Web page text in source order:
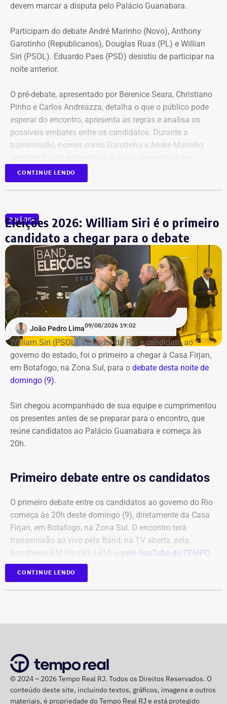
devem marcar a disputa pelo Palácio Guanabara.
Participam do debate André Marinho (Novo), Anthony
Garotinho (Republicanos), Douglas Ruas (PL) e Willian
Siri (PSOL). Eduardo Paes (PSD) desistiu de participar na
noite anterior.
O pré-debate, apresentado por Berenice Seara, Christiano
Pinho e Carlos Andreazza, detalha o que o público pode
esperar do encontro, apresenta as regras e analisa os
possíveis embates entre os candidatos. Durante a
transmissão, nomes como Garotinho e André Marinho
Acompanhe a cobertura especial pelo YouTube e
CONTINUE LENDO
POLÍTICA
Eleições 2026: William Siri é o primeiro
candidato a chegar para o debate
João Pedro Lima09/08/2026 19:02
William Siri (PSOL), vereador do Rio e candidato ao
governo do estado, foi o primeiro a chegar à Casa Firjan,
em Botafogo, na Zona Sul, para o debate desta noite de
domingo (9).
Siri chegou acompanhado de sua equipe e cumprimentou
os presentes antes de se preparar para o encontro, que
reúne candidatos ao Palácio Guanabara e começa às
20h.
Primeiro debate entre os candidatos
O primeiro debate entre os candidatos ao governo do Rio
começa às 20h deste domingo (9), diretamente da Casa
Firjan, em Botafogo, na Zona Sul. O encontro terá
transmissão ao vivo pela Band, na TV aberta, pela
BandNews FM Rio (90.3 FM) e pelo YouTube do TEMPO
REAL, em parceria com a emissora.
Participam do debate André Marinho (Novo), Anthony
O público também poderá acompanhar a cobertura
especial do TEMPO REAL pelo Instagram do portal, com
transmissão e atualizações nos Stories.
CONTINUE LENDO
© 2024 – 2026 Tempo Real RJ. Todos os Direitos Reservados. O
conteúdo deste site, incluindo textos, gráficos, imagens e outros
materiais, é propriedade do Tempo Real RJ e está protegido